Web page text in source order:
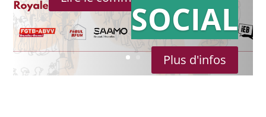
SOCIAL
Plus d'infos